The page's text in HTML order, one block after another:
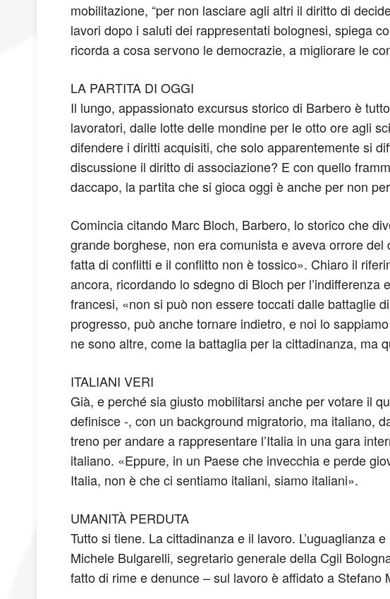
mobilitazione, “per non lasciare agli altri il diritto di
lavori dopo i saluti dei rappresentati bolognesi, spiega
ricorda a cosa servono le democrazie, a migliorare le
LA PARTITA DI OGGI
Il lungo, appassionato excursus storico di Barbero è
lavoratori, dalle lotte delle mondine per le otto ore agli
difendere i diritti acquisiti, che solo apparentemente si
discussione il diritto di associazione? E con quello
daccapo, la partita che si gioca oggi è anche per non
Comincia citando Marc Bloch, Barbero, lo storico che
grande borghese, non era comunista e aveva orrore
fatta di conflitti e il conflitto non è tossico». Chiaro il
ancora, ricordando lo sdegno di Bloch per
francesi, «non si può non essere toccati dalle battaglie
progresso, può anche tornare indietro, e noi lo
ne sono altre, come la battaglia per la cittadinanza,
ITALIANI VERI
Già, e perché sia giusto mobilitarsi anche per votare il
definisce -, con un background migratorio, ma italiano,
treno per andare a rappresentare l’Italia in una gara
italiano. «Eppure, in un Paese che invecchia e perde
Italia, non è che ci sentiamo italiani, siamo italiani».
UMANITÀ PERDUTA
Tutto si tiene. La cittadinanza e il lavoro. L’uguaglianza
Michele Bulgarelli, segretario generale della Cgil
fatto di rime e denunce – sul lavoro è affidato a Stefano